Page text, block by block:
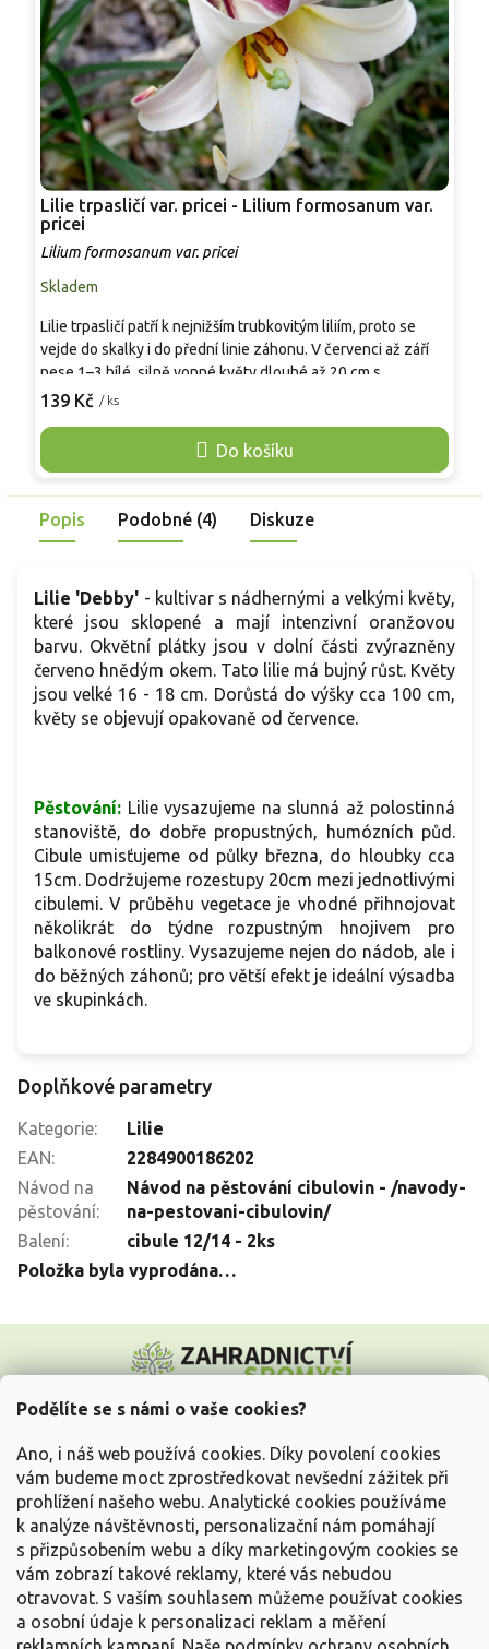
Podělíte se s námi o vaše cookies?
Ano, i náš web používá cookies. Díky povolení cookies
vám budeme moct zprostředkovat nevšední zážitek při
prohlížení našeho webu. Analytické cookies používáme
k analýze návštěvnosti, personalizační nám pomáhají
s přizpůsobením webu a díky marketingovým cookies se
vám zobrazí takové reklamy, které vás nebudou
otravovat. S vaším souhlasem můžeme používat cookies
a osobní údaje k personalizaci reklam a měření
Lilie trpasličí var. pricei - Lilium formosanum var.
pricei
Lilium formosanum var. pricei
Skladem
139 Kč / ks
Do košíku
Lilie trpasličí patří k nejnižším trubkovitým liliím, proto se
vejde do skalky i do přední linie záhonu. V červenci až září
nese 1–3 bílé, silně vonné květy dlouhé až 20 cm s
purpurovým rubem. Oproti běžné formě Lilium formosanum
posezení. Nejlépe vyniká ve štěrkové výsadbě nebo v
květináči s drenáží, kde je snadné uhlídat přemokření.
zimní ochrana se vyplácí. Pro kočky je lilie toxická.
Popis Podobné (4) Diskuze
Lilie 'Debby' - kultivar s nádhernými a velkými květy,
které jsou sklopené a mají intenzivní oranžovou
barvu. Okvětní plátky jsou v dolní části zvýrazněny
červeno hnědým okem. Tato lilie má bujný růst. Květy
jsou velké 16 - 18 cm. Dorůstá do výšky cca 100 cm,
květy se objevují opakovaně od července.
Pěstování: Lilie vysazujeme na slunná až polostinná
stanoviště, do dobře propustných, humózních půd.
Cibule umisťujeme od půlky března, do hloubky cca
15cm. Dodržujeme rozestupy 20cm mezi jednotlivými
cibulemi. V průběhu vegetace je vhodné přihnojovat
několikrát do týdne rozpustným hnojivem pro
balkonové rostliny. Vysazujeme nejen do nádob, ale i
do běžných záhonů; pro větší efekt je ideální výsadba
ve skupinkách.
Doplňkové parametry
Kategorie:
Lilie
EAN:
2284900186202
Návod na
pěstování:
Návod na pěstování cibulovin - /navody-
na-pestovani-cibulovin/
Balení:
cibule 12/14 - 2ks
Položka byla vyprodána…
p
Vše o nákupu
Informace pro Vás
Kontakujte nás